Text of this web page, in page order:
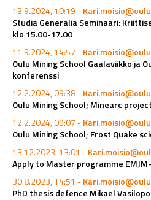
13.9.2024, 10:19 -
Studia Generalia Seminaari:
klo 15.00-17.00
11.9.2024, 14:57 -
Oulu Mining School Gaalaviikko ja
konferenssi
12.2.2024, 09:38 -
Oulu Mining School; Minearc
12.2.2024, 09:07 -
Oulu Mining School; Frost Quake
13.12.2023, 13:01 -
Apply to Master programme EMJM-
30.8.2023, 14:51 -
PhD thesis defence Mikael